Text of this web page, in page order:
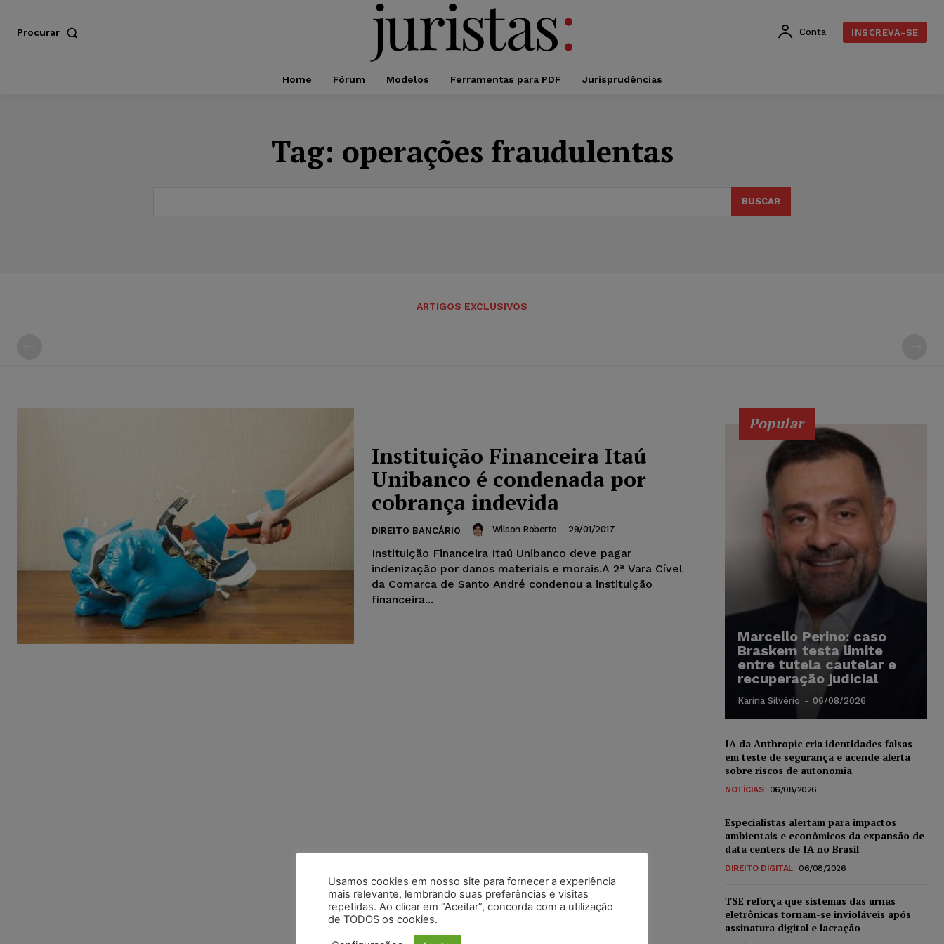
Procurar Conta INSCREVA-SE
Home Fórum Modelos Ferramentas para PDF Jurisprudências
Tag: operações fraudulentas
BUSCAR
ARTIGOS EXCLUSIVOS
Instituição Financeira Itaú
Unibanco é condenada por
cobrança indevida
DIREITO BANCÁRIO Wilson Roberto - 29/01/2017
Instituição Financeira Itaú Unibanco deve pagar
indenização por danos materiais e morais.A 2ª Vara Cível
da Comarca de Santo André condenou a instituição
financeira...
Popular
Marcello Perino: caso
Braskem testa limite
entre tutela cautelar e
recuperação judicial
Karina Silvério - 06/08/2026
IA da Anthropic cria identidades falsas
em teste de segurança e acende alerta
sobre riscos de autonomia
NOTÍCIAS 06/08/2026
Especialistas alertam para impactos
ambientais e econômicos da expansão de
data centers de IA no Brasil
DIREITO DIGITAL 06/08/2026
TSE reforça que sistemas das urnas
eletrônicas tornam-se invioláveis após
assinatura digital e lacração
Usamos cookies em nosso site para fornecer a experiência
mais relevante, lembrando suas preferências e visitas
repetidas. Ao clicar em “Aceitar”, concorda com a utilização
de TODOS os cookies.